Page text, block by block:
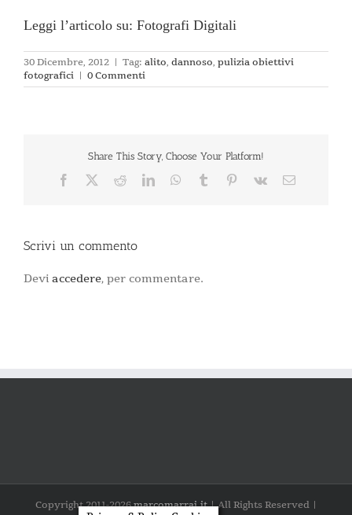
Leggi l’articolo su: Fotografi Digitali
30 Dicembre, 2012 | Tag: alito, dannoso, pulizia obiettivi
fotografici | 0 Commenti
Share This Story, Choose Your Platform!
Facebook RedditLinkedInWhatsApp
Tumblr Pinterest
Vk Email
Scrivi un commento
Devi accedere, per commentare.
Copyright 2011-2026marcomarrai.it| All Rights Reserved |